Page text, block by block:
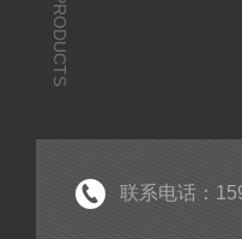
PRODUCTS
联系电话：